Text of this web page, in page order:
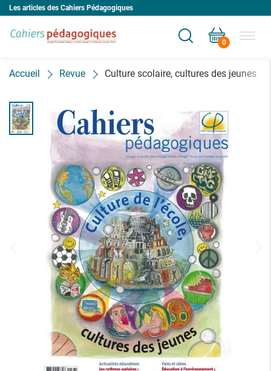
Les articles des Cahiers Pédagogiques
0
Votre panier est vide
Accueil Revue Culture scolaire, cultures des jeunes